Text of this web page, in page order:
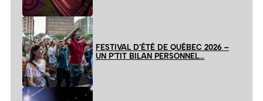
FESTIVAL D’ÉTÉ DE QUÉBEC 2026 –
UN P’TIT BILAN PERSONNEL…